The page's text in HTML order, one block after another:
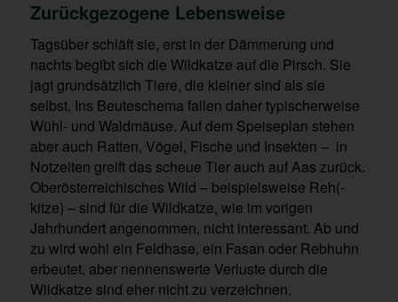
Zurückgezogene Lebensweise
Tagsüber schläft sie, erst in der Dämmerung und
nachts begibt sich die Wildkatze auf die Pirsch. Sie
jagt grundsätzlich Tiere, die kleiner sind als sie
selbst. Ins Beuteschema fallen daher typischerweise
Wühl- und Waldmäuse. Auf dem Speiseplan stehen
aber auch Ratten, Vögel, Fische und Insekten – in
Notzeiten greift das scheue Tier auch auf Aas zurück.
Oberösterreichisches Wild – beispielsweise Reh(-
kitze) – sind für die Wildkatze, wie im vorigen
Jahrhundert angenommen, nicht interessant. Ab und
zu wird wohl ein Feldhase, ein Fasan oder Rebhuhn
erbeutet, aber nennenswerte Verluste durch die
Wildkatze sind eher nicht zu verzeichnen.